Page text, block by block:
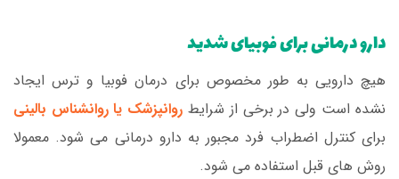
دارو درمانی برای فوبیای شدید
هیچ دارویی به طور مخصوص برای درمان فوبیا و ترس ایجاد
نشده است ولی در برخی از شرایط روانپزشک یا روانشناس بالینی
برای کنترل اضطراب فرد مجبور به دارو درمانی می شود. معمولا
روش های قبل استفاده می شود.